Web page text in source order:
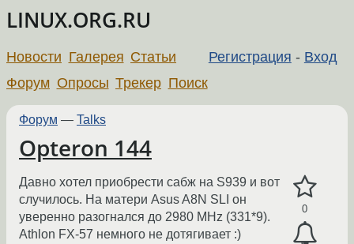
LINUX.ORG.RU
Регистрация - Вход
Новости Галерея Статьи
Форум Опросы Трекер Поиск
Форум — Talks
Opteron 144
0
Давно хотел приобрести сабж на S939 и вот
случилось. На матери Asus A8N SLI он
уверенно разогнался до 2980 MHz (331*9).
Athlon FX-57 немного не дотягивает :)